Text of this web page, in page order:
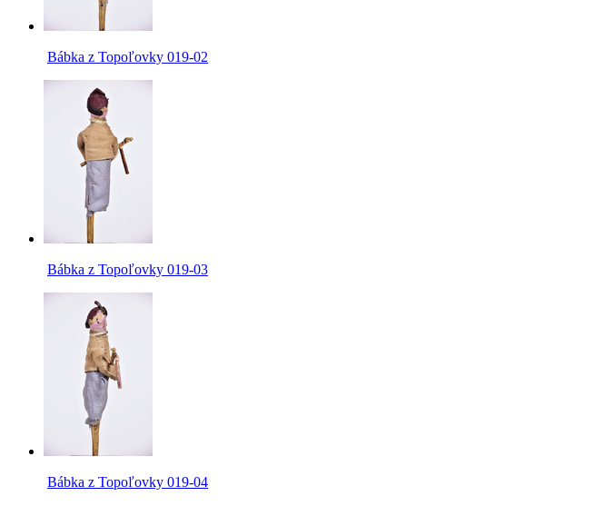
Bábka z Topoľovky 019-02
Bábka z Topoľovky 019-03
Bábka z Topoľovky 019-04